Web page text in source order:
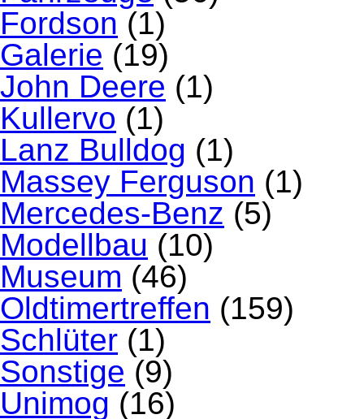
Fordson (1)
Galerie (19)
John Deere (1)
Kullervo (1)
Lanz Bulldog (1)
Massey Ferguson (1)
Mercedes-Benz (5)
Modellbau (10)
Museum (46)
Oldtimertreffen (159)
Schlüter (1)
Sonstige (9)
Unimog (16)